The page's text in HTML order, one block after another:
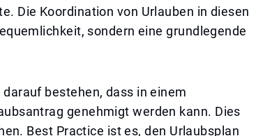
Die Koordination von Urlauben in diesen
sondern eine grundlegende
bestehen, dass in einem
genehmigt werden kann. Dies
Best Practice ist es, den Urlaubsplan